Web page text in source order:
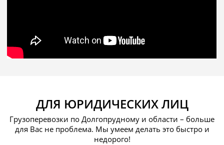
ДЛЯ ЮРИДИЧЕСКИХ ЛИЦ
Грузоперевозки по Долгопрудному и области – больше
для Вас не проблема. Мы умеем делать это быстро и
недорого!